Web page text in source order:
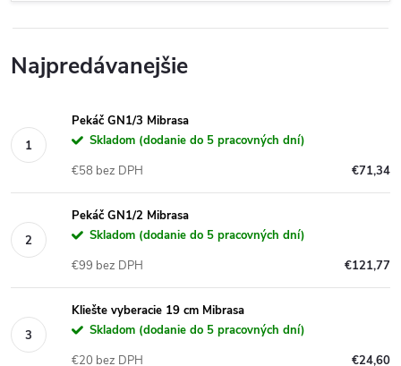
Najpredávanejšie
Pekáč GN1/3 Mibrasa
Skladom (dodanie do 5 pracovných dní)
€71,34
€58 bez DPH
Pekáč GN1/2 Mibrasa
Skladom (dodanie do 5 pracovných dní)
€121,77
€99 bez DPH
Kliešte vyberacie 19 cm Mibrasa
Skladom (dodanie do 5 pracovných dní)
€24,60
€20 bez DPH